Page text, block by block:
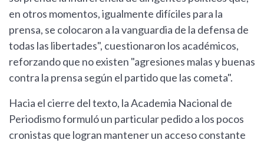
en otros momentos, igualmente difíciles para la
prensa, se colocaron a la vanguardia de la defensa de
todas las libertades", cuestionaron los académicos,
reforzando que no existen "agresiones malas y buenas
contra la prensa según el partido que las cometa".
Hacia el cierre del texto, la Academia Nacional de
Periodismo formuló un particular pedido a los pocos
cronistas que logran mantener un acceso constante